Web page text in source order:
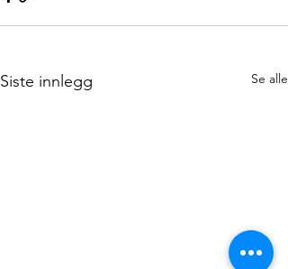
Siste innlegg Se alle